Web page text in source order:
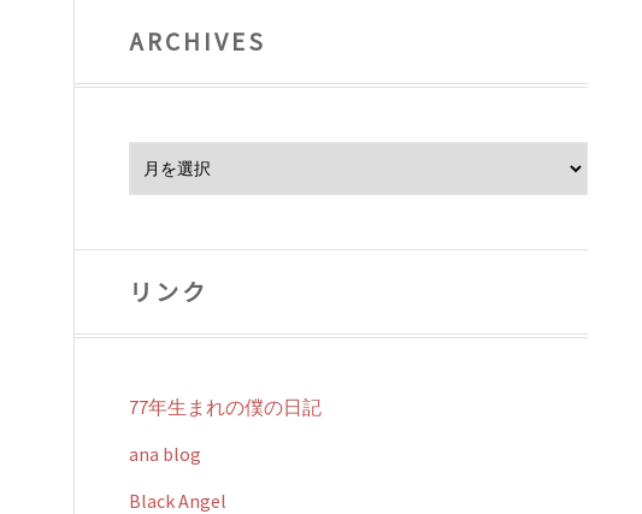
ARCHIVES
リンク
77年生まれの僕の日記
ana blog
Black Angel